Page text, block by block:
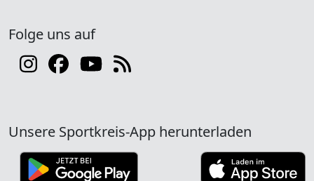
Folge uns auf
Unsere Sportkreis-App herunterladen